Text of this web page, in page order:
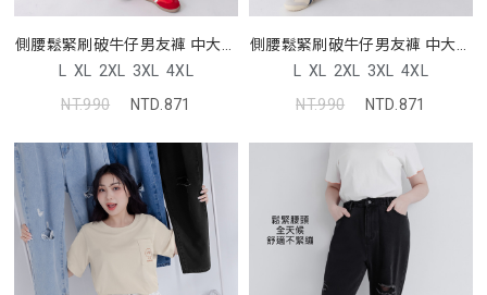
側腰鬆緊刷破牛仔男友褲 中大尺
碼褲子
L XL 2XL 3XL 4XL
NT.990
NTD.871
側腰鬆緊刷破牛仔男友褲 中大尺
碼褲子
L XL 2XL 3XL 4XL
NT.990
NTD.871